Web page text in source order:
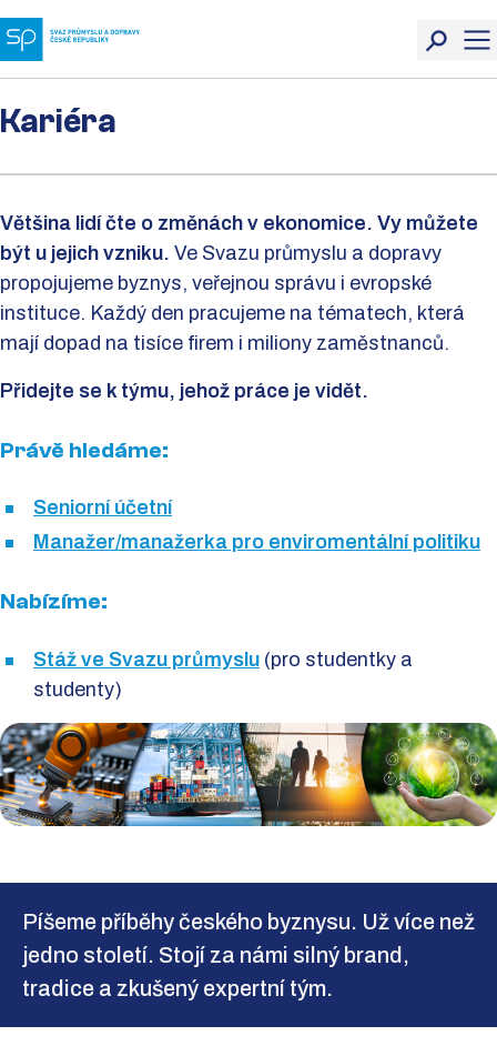
Kariéra
Většina lidí čte o změnách v ekonomice. Vy můžete
být u jejich vzniku. Ve Svazu průmyslu a dopravy
propojujeme byznys, veřejnou správu i evropské
instituce. Každý den pracujeme na tématech, která
mají dopad na tisíce firem i miliony zaměstnanců.
Přidejte se k týmu, jehož práce je vidět.
Právě hledáme:
Seniorní účetní
Manažer/manažerka pro enviromentální politiku
Nabízíme:
Stáž ve Svazu průmyslu (pro studentky a
studenty)
Píšeme příběhy českého byznysu. Už více než
jedno století. Stojí za námi silný brand,
tradice a zkušený expertní tým.